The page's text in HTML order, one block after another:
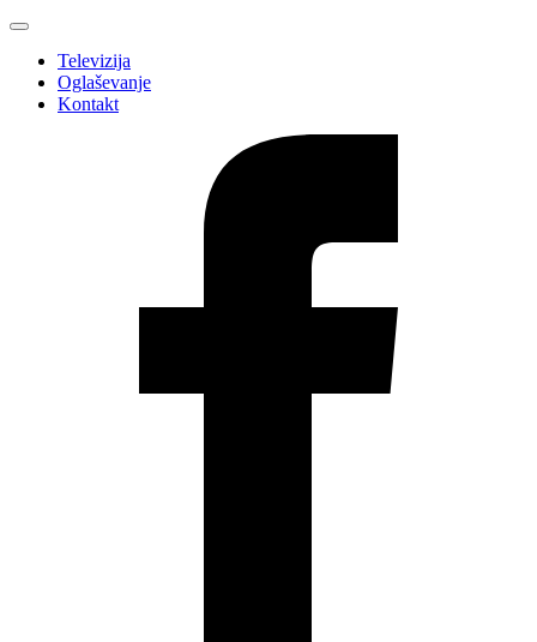
Televizija
Oglaševanje
Kontakt